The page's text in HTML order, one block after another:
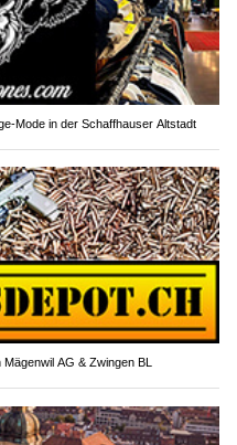
Mode in der Schaffhauser Altstadt
AG & Zwingen BL